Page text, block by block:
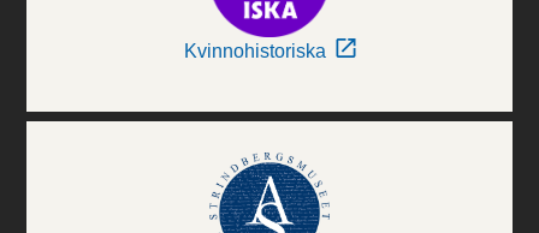
Kvinnohistoriska